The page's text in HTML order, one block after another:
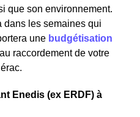
que son environnement.
dans les semaines qui
une budgétisation
raccordement de votre
Enedis (ex ERDF) à